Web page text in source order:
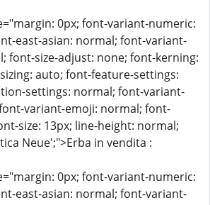
0px; font-variant-numeric:
east-asian: normal; font-variant-
font-size-adjust: none; font-kerning:
auto; font-feature-settings:
settings: normal; font-variant-
variant-emoji: normal; font-
size: 13px; line-height: normal;
Neue';">Erba in vendita :
0px; font-variant-numeric:
east-asian: normal; font-variant-